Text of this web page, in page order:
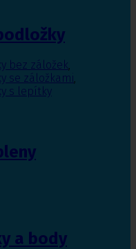
bez záložek,
se záložkami,
s lepítky
a body